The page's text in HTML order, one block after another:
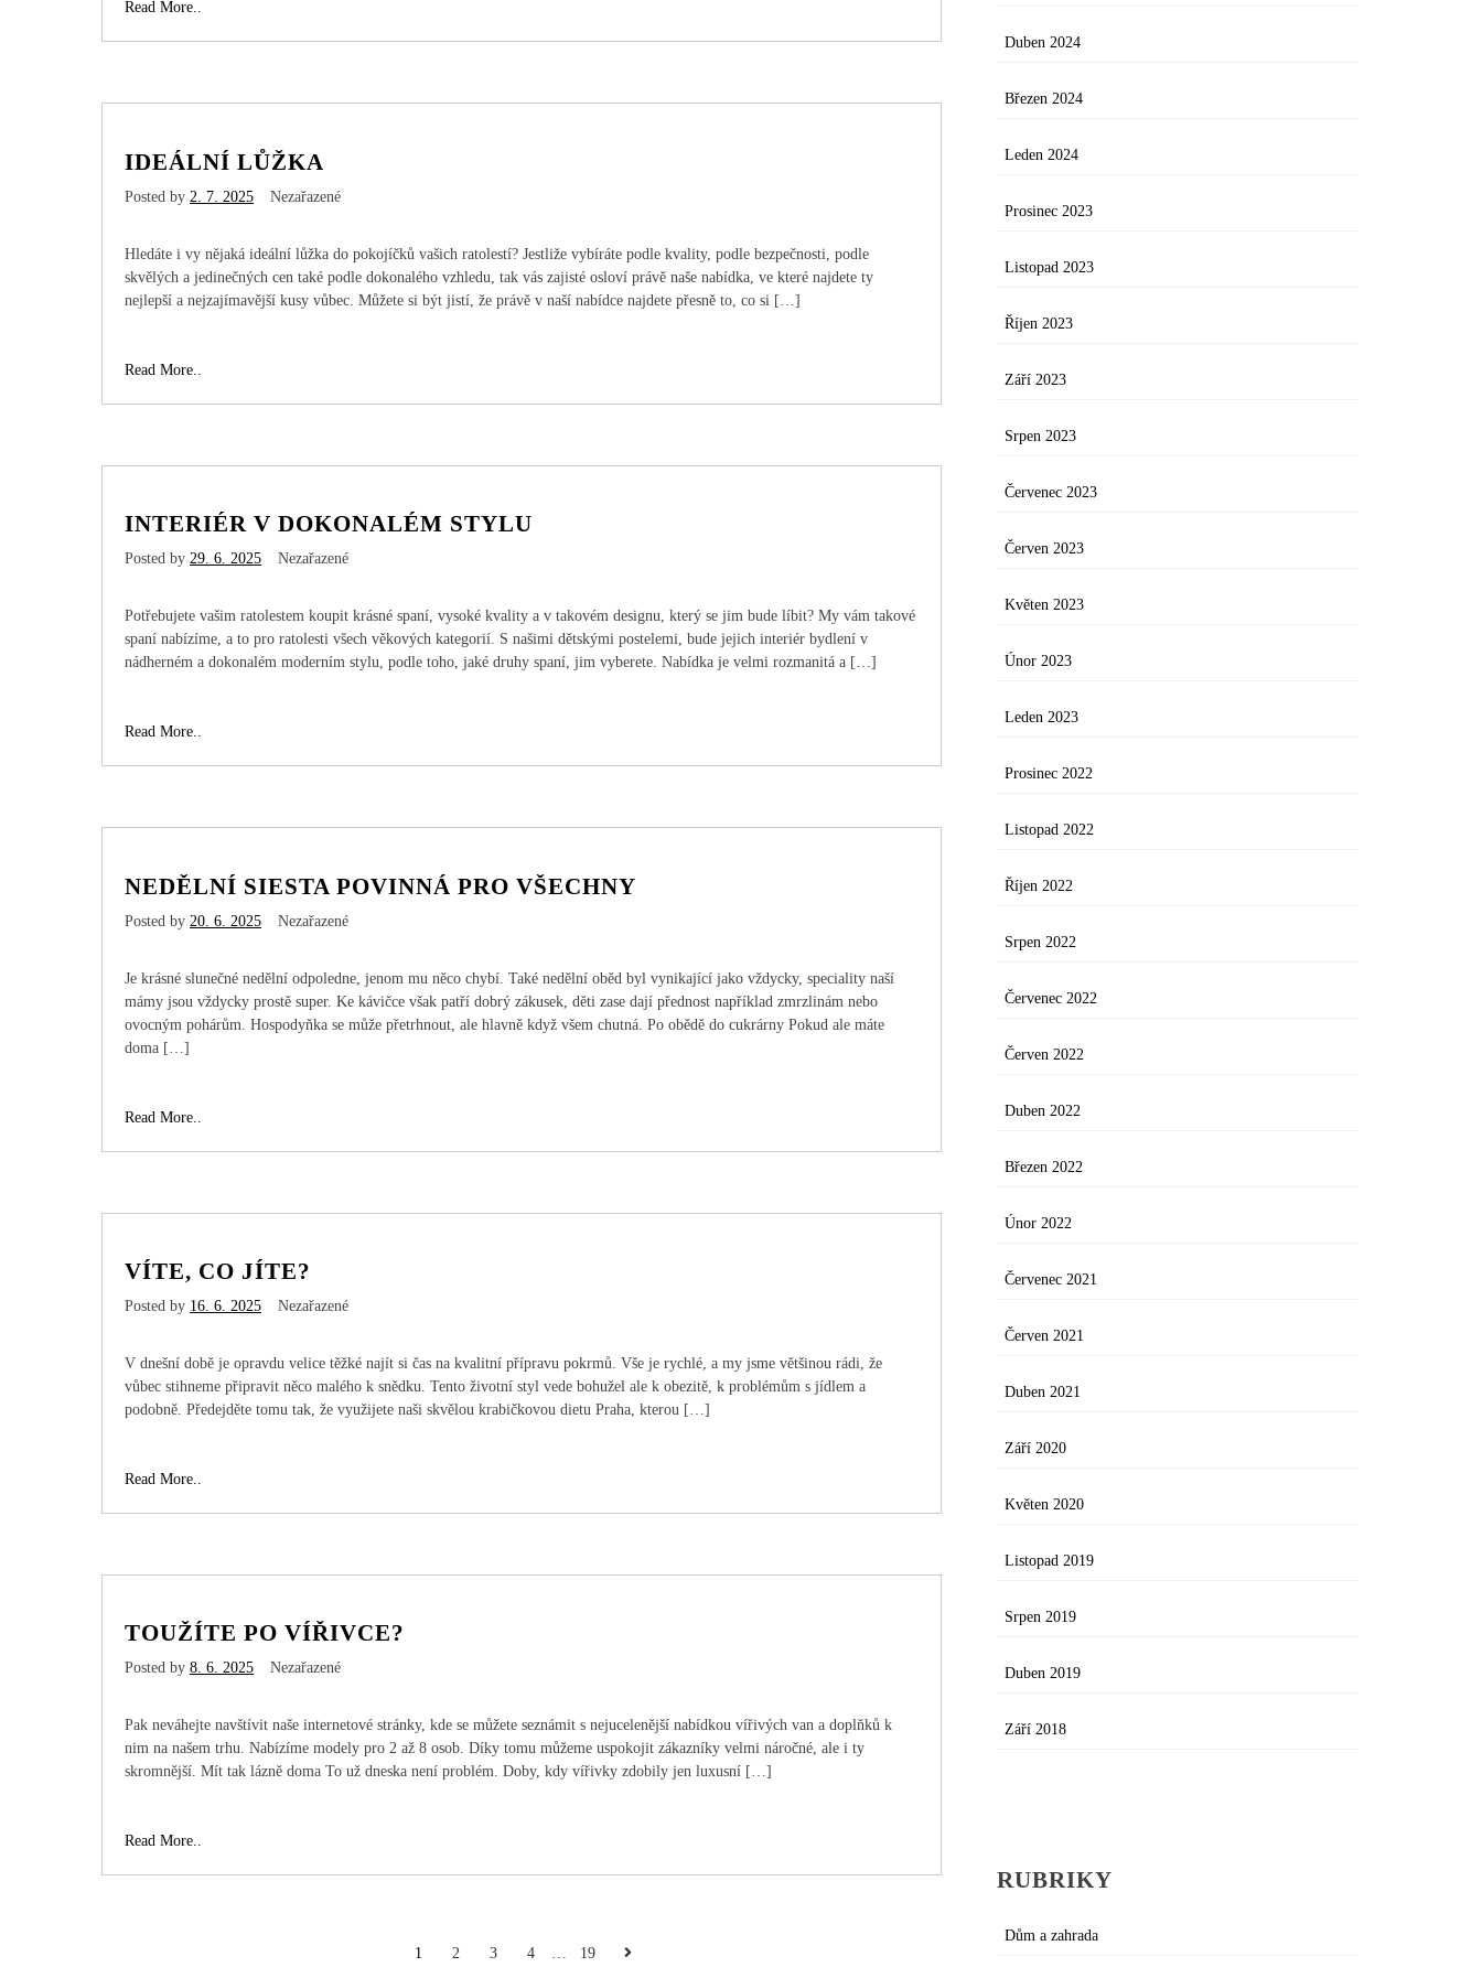
Read More..
zdejšího
IDEÁLNÍ LŮŽKA
Posted by 2. 7. 2025 Nezařazené
Hledáte i vy nějaká ideální lůžka do pokojíčků vašich ratolestí? Jestliže vybíráte podle kvality, podle bezpečnosti, podle
skvělých a jedinečných cen také podle dokonalého vzhledu, tak vás zajisté osloví právě naše nabídka, ve které najdete ty
nejlepší a nejzajímavější kusy vůbec. Můžete si být jistí, že právě v naší nabídce najdete přesně to, co si […]
Read More..
INTERIÉR V DOKONALÉM STYLU
Posted by 29. 6. 2025 Nezařazené
Potřebujete vašim ratolestem koupit krásné spaní, vysoké kvality a v takovém designu, který se jim bude líbit? My vám takové
spaní nabízíme, a to pro ratolesti všech věkových kategorií. S našimi dětskými postelemi, bude jejich interiér bydlení v
nádherném a dokonalém moderním stylu, podle toho, jaké druhy spaní, jim vyberete. Nabídka je velmi rozmanitá a […]
Read More..
NEDĚLNÍ SIESTA POVINNÁ PRO VŠECHNY
Posted by 20. 6. 2025 Nezařazené
Je krásné slunečné nedělní odpoledne, jenom mu něco chybí. Také nedělní oběd byl vynikající jako vždycky, speciality naší
mámy jsou vždycky prostě super. Ke kávičce však patří dobrý zákusek, děti zase dají přednost například zmrzlinám nebo
ovocným pohárům. Hospodyňka se může přetrhnout, ale hlavně když všem chutná. Po obědě do cukrárny Pokud ale máte
doma […]
Read More..
VÍTE, CO JÍTE?
Posted by 16. 6. 2025 Nezařazené
V dnešní době je opravdu velice těžké najít si čas na kvalitní přípravu pokrmů. Vše je rychlé, a my jsme většinou rádi, že
vůbec stihneme připravit něco malého k snědku. Tento životní styl vede bohužel ale k obezitě, k problémům s jídlem a
podobně. Předejděte tomu tak, že využijete naši skvělou krabičkovou dietu Praha, kterou […]
Read More..
TOUŽÍTE PO VÍŘIVCE?
Posted by 8. 6. 2025 Nezařazené
Pak neváhejte navštívit naše internetové stránky, kde se můžete seznámit s nejucelenější nabídkou vířivých van a doplňků k
nim na našem trhu. Nabízíme modely pro 2 až 8 osob. Díky tomu můžeme uspokojit zákazníky velmi náročné, ale i ty
skromnější. Mít tak lázně doma To už dneska není problém. Doby, kdy vířivky zdobily jen luxusní […]
Read More..
1 2 3 4 … 19 Next
Duben 2024
Březen 2024
Leden 2024
Prosinec 2023
Listopad 2023
Říjen 2023
Září 2023
Srpen 2023
Červenec 2023
Červen 2023
Květen 2023
Únor 2023
Leden 2023
Prosinec 2022
Listopad 2022
Říjen 2022
Srpen 2022
Červenec 2022
Červen 2022
Duben 2022
Březen 2022
Únor 2022
Červenec 2021
Červen 2021
Duben 2021
Září 2020
Květen 2020
Listopad 2019
Srpen 2019
Duben 2019
Září 2018
RUBRIKY
Dům a zahrada